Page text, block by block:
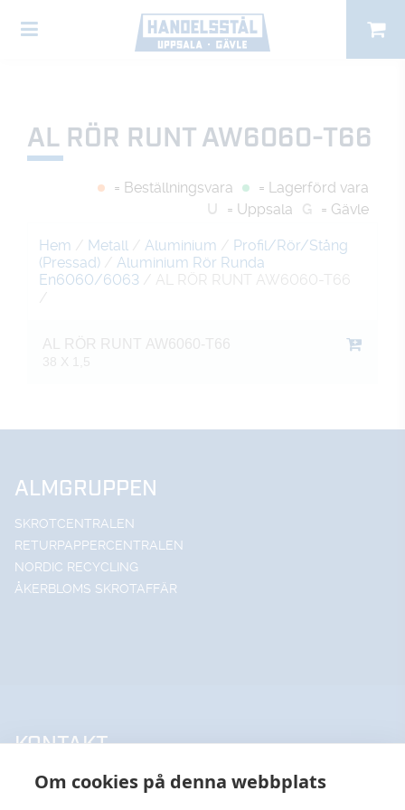
Om cookies på denna webbplats
AL RÖR RUNT AW6060-T66
= Beställningsvara
= Lagerförd vara
U
= Uppsala G = Gävle
Hem / Metall / Aluminium / Profil/Rör/Stång
(Pressad) / Aluminium Rör Runda
En6060/6063 / AL RÖR RUNT AW6060-T66
/
AL RÖR RUNT AW6060-T66
38 X 1,5
ALMGRUPPEN
SKROTCENTRALEN
RETURPAPPERCENTRALEN
NORDIC RECYCLING
ÅKERBLOMS SKROTAFFÄR
KONTAKT
UPPSALA HANDELSSTÅL AB